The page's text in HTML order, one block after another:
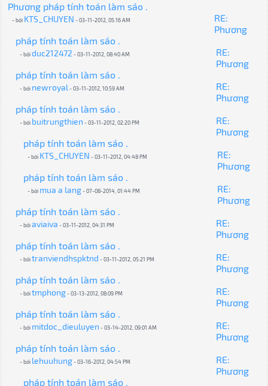
Phương pháp tính toán làm sáo .
- bởi KTS_CHUYEN - 03-11-2012, 05:16 AM
RE:
Phương
pháp tính toán làm sáo .
- bởiduc212472 - 03-11-2012, 08:40 AM
RE:
Phương
pháp tính toán làm sáo .
- bởi newroyal- 03-11-2012, 10:59 AM
RE:
Phương
pháp tính toán làm sáo .
- bởi buitrungthien - 03-11-2012, 02:20 PM
RE:
Phương
pháp tính toán làm sáo .
- bởi KTS_CHUYEN - 03-11-2012, 04:48 PM
RE:
Phương
pháp tính toán làm sáo .
- bởi mua a lang- 07-08-2014, 01:44 PM
RE:
Phương
pháp tính toán làm sáo .
- bởiaviaiva - 03-11-2012, 04:31 PM
RE:
Phương
pháp tính toán làm sáo .
- bởitranviendhspktnd - 03-11-2012, 05:21 PM
RE:
Phương
pháp tính toán làm sáo .
- bởitmphong- 03-13-2012, 08:09 PM
RE:
Phương
pháp tính toán làm sáo .
- bởi mitdoc_dieuluyen - 03-14-2012, 09:01 AM
RE:
Phương
pháp tính toán làm sáo .
- bởi lehuuhung- 03-16-2012, 04:54 PM
RE:
Phương
pháp tính toán làm sáo .